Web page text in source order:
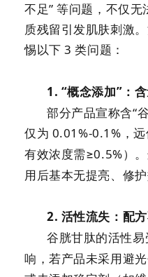
不足” 等问题，不仅
质残留引发肌肤刺激
惕以下3类问题：
1. “概念添加”：
部分产品宣称含“
仅为 0.01%-0.1% ，
有效浓度需≥0.5%）
用后基本无提亮、修护
2. 活性流失：配
谷胱甘肽的活性易
响，若产品未采用避